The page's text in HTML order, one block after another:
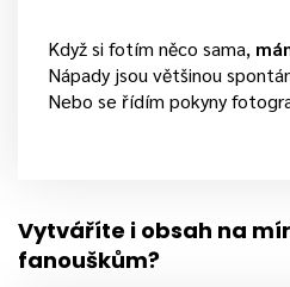
Když si fotím něco sama,
Nápady jsou většinou
Nebo se řídím pokyny
Vytváříte i obsah na
fanouškům?